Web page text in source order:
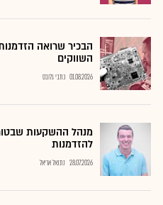
הבכיר שרואה
השווקים
01.08.2026 כתבי גלובס
מנהל ההשקעות
להזדמנות
28.07.2026 נתנאל אריאל